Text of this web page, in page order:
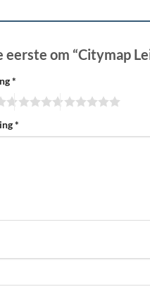
eerste om “Citymap
*
*